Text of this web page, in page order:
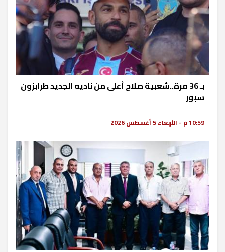
بـ 36 مرة..شعبية صلاح أعلى من ناديه الجديد طرابزون
سبور
10:59 م - الأربعاء 5 أغسطس 2026